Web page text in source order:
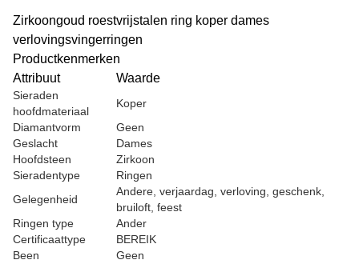
Zirkoongoud roestvrijstalen ring koper dames
verlovingsvingerringen
Productkenmerken
Attribuut
Waarde
Sieraden
hoofdmateriaal
Koper
Diamantvorm
Geen
Geslacht
Dames
Hoofdsteen
Zirkoon
Sieradentype
Ringen
Gelegenheid
Andere, verjaardag, verloving, geschenk,
bruiloft, feest
Ringen type
Ander
Certificaattype
BEREIK
Been
Geen